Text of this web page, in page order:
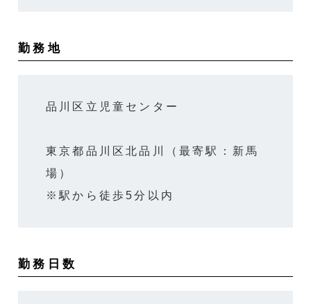
勤務地
品川区立児童センター
東京都品川区北品川（最寄駅：新馬
場）
※駅から徒歩5分以内
勤務日数